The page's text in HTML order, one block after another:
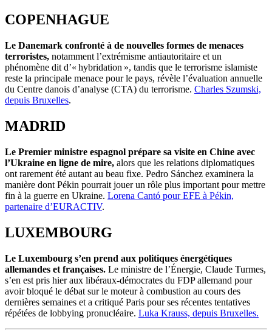
COPENHAGUE
Le Danemark confronté à de nouvelles formes de menaces
terroristes, notamment l’extrémisme antiautoritaire et un
phénomène dit d’« hybridation », tandis que le terrorisme islamiste
reste la principale menace pour le pays, révèle l’évaluation annuelle
du Centre danois d’analyse (CTA) du terrorisme. Charles Szumski,
depuis Bruxelles.
MADRID
Le Premier ministre espagnol prépare sa visite en Chine avec
l’Ukraine en ligne de mire, alors que les relations diplomatiques
ont rarement été autant au beau fixe. Pedro Sánchez examinera la
manière dont Pékin pourrait jouer un rôle plus important pour mettre
fin à la guerre en Ukraine. Lorena Cantó pour EFE à Pékin,
partenaire d’EURACTIV.
LUXEMBOURG
Le Luxembourg s’en prend aux politiques énergétiques
allemandes et françaises. Le ministre de l’Énergie, Claude Turmes,
s’en est pris hier aux libéraux-démocrates du FDP allemand pour
avoir bloqué le débat sur le moteur à combustion au cours des
dernières semaines et a critiqué Paris pour ses récentes tentatives
répétées de lobbying pronucléaire. Luka Krauss, depuis Bruxelles.